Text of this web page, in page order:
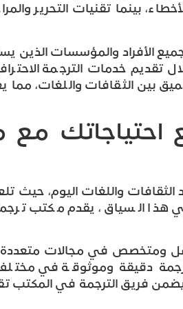
بينما تقنيات التحرير
الأفراد والمؤسسات الذين
خدمات الترجمة
بين الثقافات واللغات، مما
احتياجاتك
الثقافات واللغات اليوم،
هذا السياق، يقدم مكتب
ومتخصص في مجالات
ترجمة دقيقة وموثوقة في
يضمن فريق الترجمة في